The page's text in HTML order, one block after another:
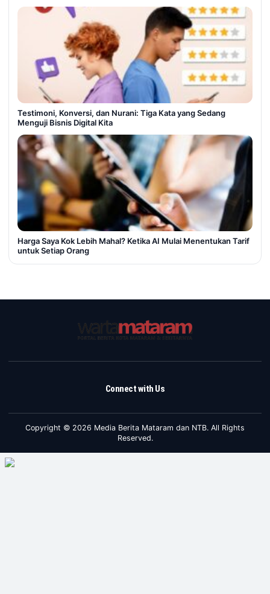
Testimoni, Konversi, dan Nurani: Tiga Kata yang Sedang
Menguji Bisnis Digital Kita
Harga Saya Kok Lebih Mahal? Ketika AI Mulai Menentukan Tarif
untuk Setiap Orang
Connect with Us
Copyright © 2026 Media Berita Mataram dan NTB. All Rights
Reserved.